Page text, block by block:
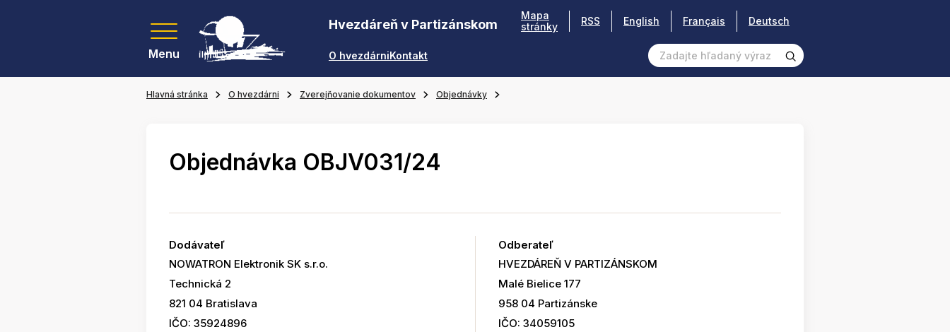
Menu
Hvezdáreň v Partizánskom
O hvezdárniKontakt
Mapa
stránky
RSS English Français Deutsch
Hlavná stránka O hvezdárni Zverejňovanie dokumentov Objednávky
Objednávka OBJV031/24
Dodávateľ
NOWATRON Elektronik SK s.r.o.
Technická 2
821 04 Bratislava
IČO: 35924896
Odberateľ
HVEZDÁREŇ V PARTIZÁNSKOM
Malé Bielice 177
958 04 Partizánske
IČO: 34059105